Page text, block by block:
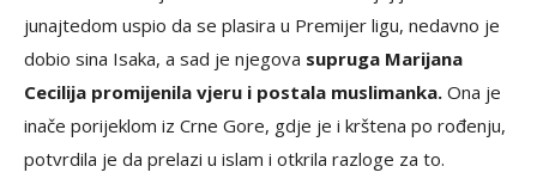
junajtedom uspio da se plasira u Premijer ligu, nedavno je
dobio sina Isaka, a sad je njegova supruga Marijana
Cecilija promijenila vjeru i postala muslimanka. Ona je
inače porijeklom iz Crne Gore, gdje je i krštena po rođenju,
potvrdila je da prelazi u islam i otkrila razloge za to.